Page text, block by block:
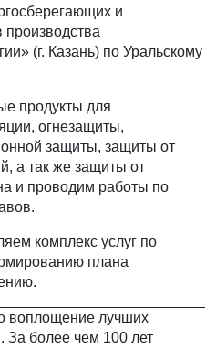
и
(г. Казань) по Уральскому
продукты для
огнезащиты,
защиты, защиты от
а так же защиты от
и проводим работы по
комплекс услуг по
плана
воплощение лучших
За более чем 100 лет